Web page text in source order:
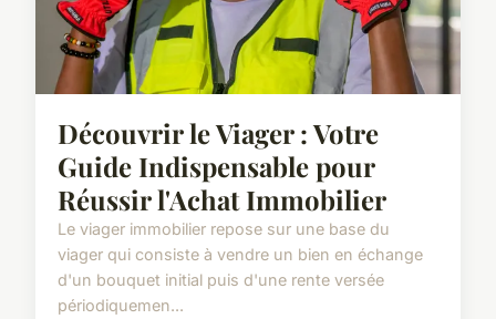
Découvrir le Viager : Votre
Guide Indispensable pour
Réussir l'Achat Immobilier
Le viager immobilier repose sur une base du
viager qui consiste à vendre un bien en échange
d'un bouquet initial puis d'une rente versée
périodiquemen...